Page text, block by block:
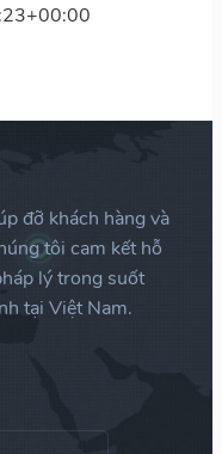
đỡ khách hàng và
tôi cam kết hỗ
lý trong suốt
tại Việt Nam.